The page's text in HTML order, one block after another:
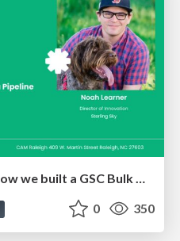
Noah Learner - AI + Me: how we built a GSC Bulk Export data pipeline
0 350